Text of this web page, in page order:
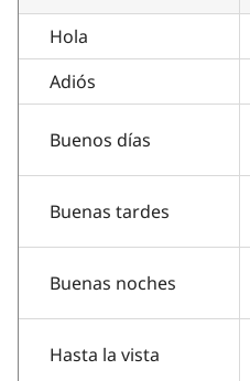
Hola
Adiós
Buenos días
Buenas tardes
Buenas noches
Hasta la vista